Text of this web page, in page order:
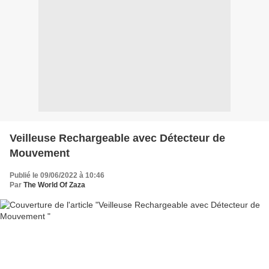
Veilleuse Rechargeable avec Détecteur de
Mouvement
Publié le 09/06/2022 à 10:46
Par The World Of Zaza